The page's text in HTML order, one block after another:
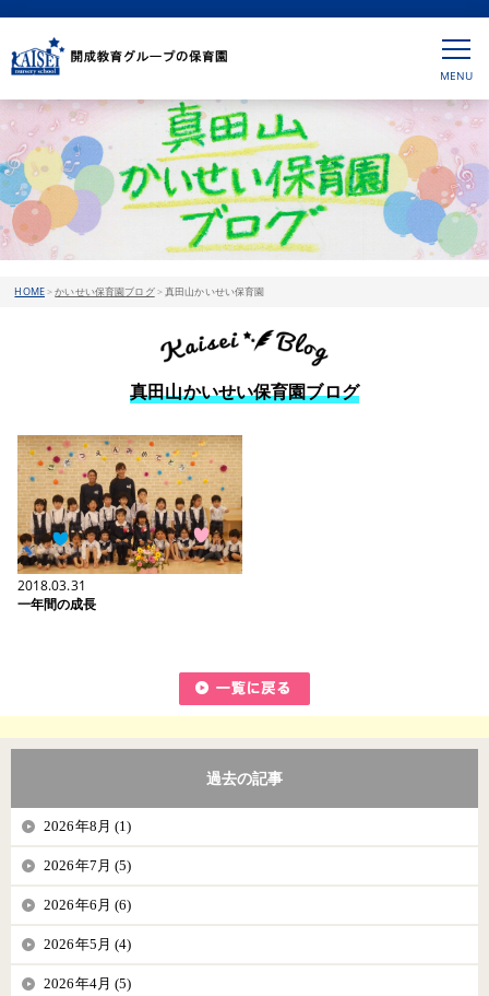
HOME>かいせい保育園ブログ>真田山かいせい保育園
真田山かいせい保育園ブログ
2018.03.31
一年間の成長
過去の記事
2026年8月 (1)
2026年7月 (5)
2026年6月 (6)
2026年5月 (4)
2026年4月 (5)